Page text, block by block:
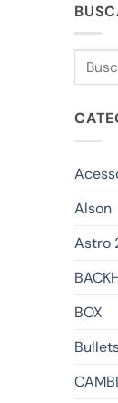
Buscar
Alson
Astro
BOX